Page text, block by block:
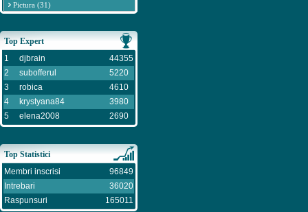
Pictura (31)
Top Expert
1
djbrain
44355
2
subofferul
5220
3
robica
4610
4
krystyana84
3980
5
elena2008 2690
Top Statistici
Membri inscrisi
96849
Intrebari
36020
Raspunsuri
165011